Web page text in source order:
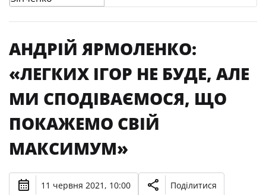
АНДРІЙ ЯРМОЛЕНКО:
«ЛЕГКИХ ІГОР НЕ БУДЕ, АЛЕ
МИ СПОДІВАЄМОСЯ, ЩО
ПОКАЖЕМО СВІЙ
МАКСИМУМ»
11 червня 2021, 10:00 Поділитися